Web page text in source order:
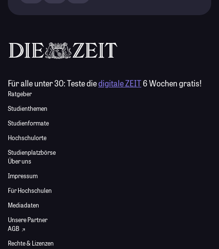
Für alle unter 30:Teste diedigitale ZEIT6 Wochen gratis!
Ratgeber
Studienthemen
Studienformate
Hochschulorte
Studienplatzbörse
Über uns
Impressum
Für Hochschulen
Mediadaten
Unsere Partner
AGB
Rechte & Lizenzen